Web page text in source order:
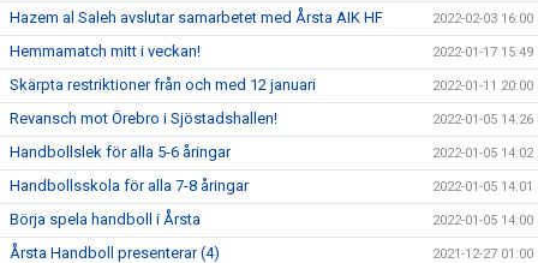
Hazem al Saleh avslutar samarbetet med Årsta AIK HF 2022-02-03 16:00
Hemmamatch mitt i veckan! 2022-01-17 15:49
Skärpta restriktioner från och med 12 januari 2022-01-11 20:00
Revansch mot Örebro i Sjöstadshallen! 2022-01-05 14:26
Handbollslek för alla 5-6 åringar 2022-01-05 14:02
Handbollsskola för alla 7-8 åringar 2022-01-05 14:01
Börja spela handboll i Årsta 2022-01-05 14:00
Årsta Handboll presenterar (4) 2021-12-27 01:00